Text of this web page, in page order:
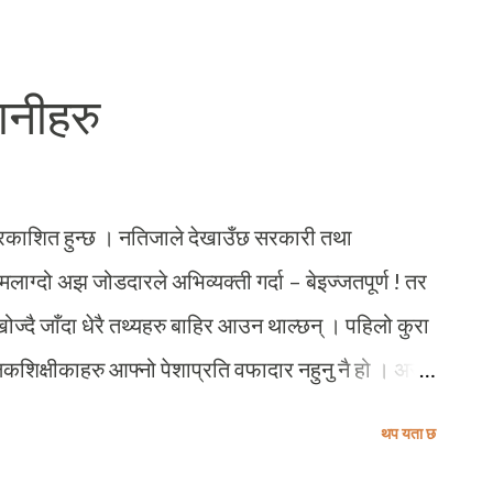
थिइन – कुछ देदो बाबु भगवान तेरेको मंगल करेगा !
यो हालत छ, अब अरुको कुरा के नै भो र ? जस्तो देश उस्तै
हुन्छ । नतिजाले देखाउँछ सरकारी तथा
अझ जोडदारले अभिव्यक्ती गर्दा – बेइज्जतपूर्ण ! तर
जाँदा धेरै तथ्यहरु बाहिर आउन थाल्छन् । पहिलो कुरा
आफ्नो पेशाप्रति वफादार नहुनु नै हो । अरु
थप यता छ